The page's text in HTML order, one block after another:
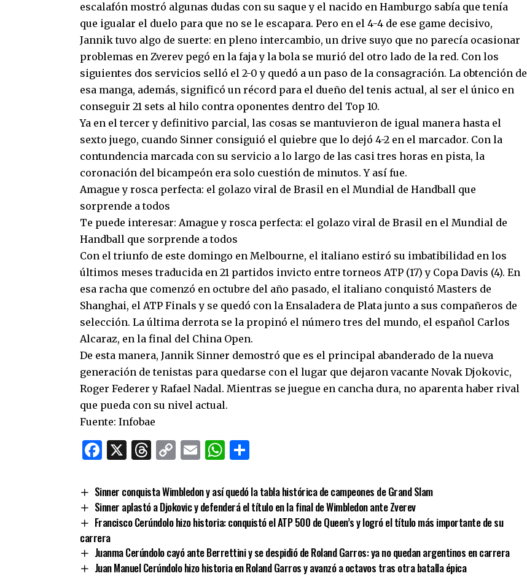
escalafón mostró algunas dudas con su saque y el nacido en Hamburgo sabía que tenía
que igualar el duelo para que no se le escapara. Pero en el 4-4 de ese game decisivo,
Jannik tuvo algo de suerte: en pleno intercambio, un drive suyo que no parecía ocasionar
problemas en Zverev pegó en la faja y la bola se murió del otro lado de la red. Con los
siguientes dos servicios selló el 2-0 y quedó a un paso de la consagración. La obtención de
esa manga, además, significó un récord para el dueño del tenis actual, al ser el único en
conseguir 21 sets al hilo contra oponentes dentro del Top 10.
Ya en el tercer y definitivo parcial, las cosas se mantuvieron de igual manera hasta el
sexto juego, cuando Sinner consiguió el quiebre que lo dejó 4-2 en el marcador. Con la
contundencia marcada con su servicio a lo largo de las casi tres horas en pista, la
coronación del bicampeón era solo cuestión de minutos. Y así fue.
Amague y rosca perfecta: el golazo viral de Brasil en el Mundial de Handball que
sorprende a todos
Te puede interesar: Amague y rosca perfecta: el golazo viral de Brasil en el Mundial de
Handball que sorprende a todos
Con el triunfo de este domingo en Melbourne, el italiano estiró su imbatibilidad en los
últimos meses traducida en 21 partidos invicto entre torneos ATP (17) y Copa Davis (4). En
esa racha que comenzó en octubre del año pasado, el italiano conquistó Masters de
Shanghai, el ATP Finals y se quedó con la Ensaladera de Plata junto a sus compañeros de
selección. La última derrota se la propinó el número tres del mundo, el español Carlos
Alcaraz, en la final del China Open.
De esta manera, Jannik Sinner demostró que es el principal abanderado de la nueva
generación de tenistas para quedarse con el lugar que dejaron vacante Novak Djokovic,
Roger Federer y Rafael Nadal. Mientras se juegue en cancha dura, no aparenta haber rival
que pueda con su nivel actual.
Fuente: Infobae
Facebook
X Threads
CopyEmailWhatsApp
Sinner conquista Wimbledon y así quedó la tabla histórica de campeones de Grand Slam
Sinner aplastó a Djokovic y defenderá el título en la final de Wimbledon ante Zverev
Francisco Cerúndolo hizo historia: conquistó el ATP 500 de Queen’s y logró el título más importante de su
carrera
Juanma Cerúndolo cayó ante Berrettini y se despidió de Roland Garros: ya no quedan argentinos en carrera
Juan Manuel Cerúndolo hizo historia en Roland Garros y avanzó a octavos tras otra batalla épica